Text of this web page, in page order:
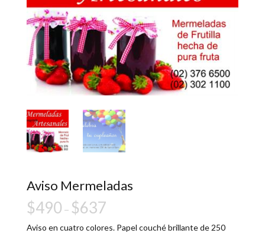
Aviso Mermeladas
$490 – $637
Aviso en cuatro colores. Papel couché brillante de 250